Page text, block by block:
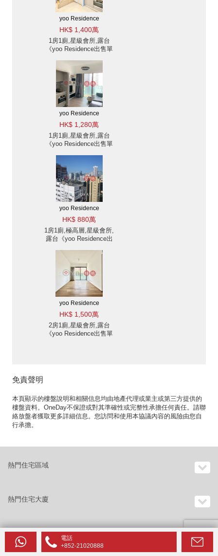
yoo Residence
HK$ 1,400萬
1房1廁,星級會所,露台
《yoo Residence出售單
yoo Residence
HK$ 1,280萬
1房1廁,星級會所,露台
《yoo Residence出售單
yoo Residence
HK$ 880萬
1房1廁,極高層,星級會所,
露台《yoo Residence出
yoo Residence
HK$ 1,500萬
2房1廁,星級會所,露台
《yoo Residence出售單
免責聲明
本頁顯示的樓盤說明和相關信息均由地產代理或業主或第三方提供的
樓盤資料。OneDay不保證或對其準確性或完整性承擔任何責任。請聯
絡放盤者獲取更多詳細信息。您訪問和使用本協議內容的風險由您自
行承擔。
電話
+852-21020888
熱門住宅區域
熱門住宅大廈
香港樓宇目錄